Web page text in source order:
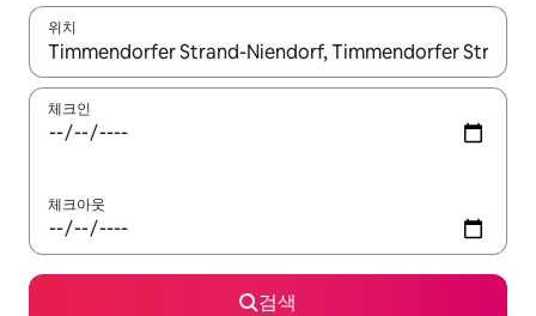
위치
결과가 나오면 위·아래 화살표 키를 사용하거나 터치 또는 스와이
체크인
체크아웃
검색